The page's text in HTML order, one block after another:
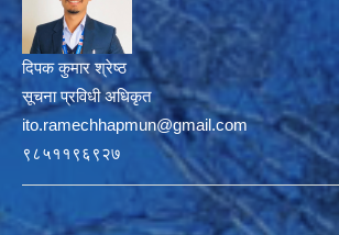
दिपक कुमार श्रेष्ठ
सूचना प्रविधी अधिकृत
ito.ramechhapmun@gmail.com
९८५११९६९२७